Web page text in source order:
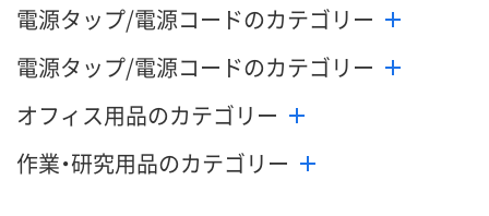
電源タップ/電源コードのカテゴリー
電源タップ/電源コードのカテゴリー
オフィス用品のカテゴリー
作業・研究用品のカテゴリー